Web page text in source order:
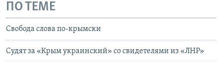
ПО ТЕМЕ
Свобода слова по-крымски
Судят за «Крым украинский» со свидетелями из «ЛНР»